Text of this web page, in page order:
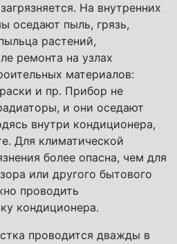
На внутренних
оседают пыль, грязь,
растений,
ремонта на узлах
материалов:
и пр. Прибор не
и они оседают
внутри кондиционера,
Для климатической
более опасна, чем для
или другого бытового
проводить
кондиционера.
проводится дважды в